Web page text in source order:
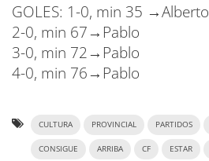
GOLES: 1-0, min 35 →Alberto
2-0, min 67→Pablo
3-0, min 72→Pablo
4-0, min 76→Pablo
CULTURA PROVINCIAL PARTIDOS
CONSIGUE ARRIBA CF ESTAR